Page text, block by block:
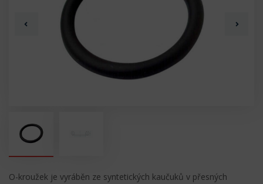
O-kroužek je vyráběn ze syntetických kaučuků v přesných